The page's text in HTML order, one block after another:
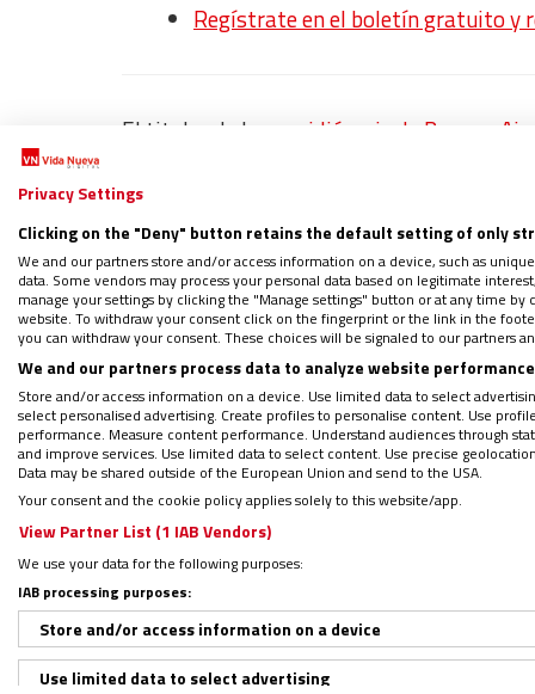
Regístrate en el boletín gratuito y
El titular de la arquidiócesis de Buenos Aires
distintas jurisdicciones, el clero,
vicepresidente de la Nación,Victoria
la provincia de Buenos Aires,Axel Kicillof,
Asimismo, participaron miembros de
pararecorrer los lugares del dolor que
arzobispo.
“Nos quedamos huérfanos”
En la homilía, el arzobispo García Cuerva
liderazgo mundial de Francisco, y
pidió
ven solamente con los ojos limpios por las
recordando sus palabras cuando decía
aquellos que son dejados de lado, pero
Privacy Settings
Clicking on the "Deny" button retains the default setting of only
We and our partners store and/or access information on a device, such as
data. Some vendors may process your personal data based on legitimate
manage your settings by clicking the "Manage settings" button or at any time
website. To withdraw your consent click on the fingerprint or the link in the
you can withdraw your consent. These choices will be signaled to our partners
We and our partners process data to analyze website
Store and/or access information on a device. Use limited data to select
select personalised advertising. Create profiles to personalise content. Use
performance. Measure content performance. Understand audiences through
and improve services. Use limited data to select content. Use precise
Data may be shared outside of the European Union and send to the USA.
Your consent and the cookie policy applies solely to this website/app.
View Partner List (1 IAB Vendors)
We use your data for the following purposes:
IAB processing purposes:
Store and/or access information on a device
Use limited data to select advertising